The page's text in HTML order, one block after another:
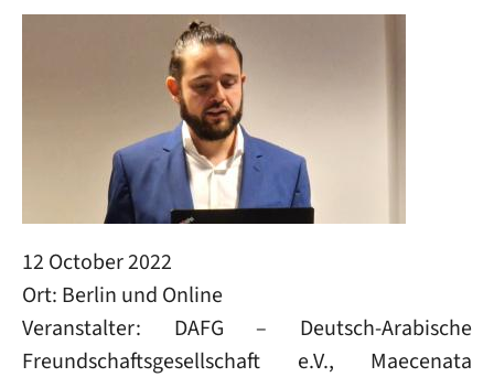
12 October 2022
Ort: Berlin und Online
Veranstalter: DAFG – Deutsch-Arabische
Freundschaftsgesellschaft e.V., Maecenata